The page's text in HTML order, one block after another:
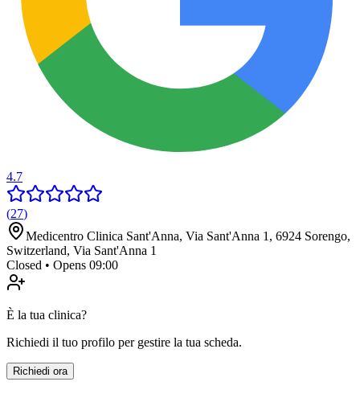
4.7
(27)
Medicentro Clinica Sant'Anna, Via Sant'Anna 1, 6924 Sorengo,
Switzerland, Via Sant'Anna 1
Closed • Opens 09:00
È la tua clinica?
Richiedi il tuo profilo per gestire la tua scheda.
Richiedi ora